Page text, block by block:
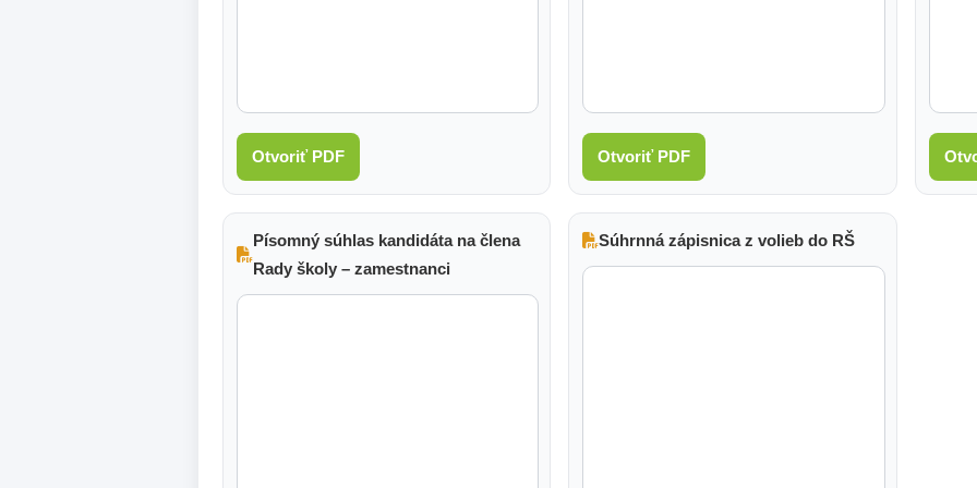
Otvoriť PDF Otvoriť PDF
Písomný súhlas kandidáta na člena
Rady školy – zamestnanci
Súhrnná zápisnica z volieb do RŠ